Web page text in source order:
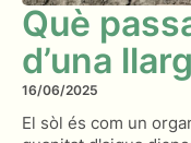
Què
d’una
16/06/2025
El sòl és com un